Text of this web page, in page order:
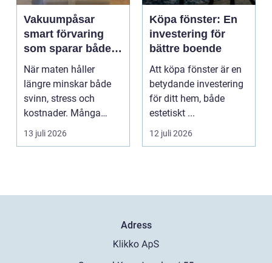
Vakuumpåsar
smart förvaring
som sparar både
mat och pengar
När maten håller
längre minskar både
svinn, stress och
kostnader. Många
hushåll och mindre
13 juli 2026
Köpa fönster: En
investering för
bättre boende
Att köpa fönster är en
betydande investering
för ditt hem, både
estetiskt ...
12 juli 2026
Adress